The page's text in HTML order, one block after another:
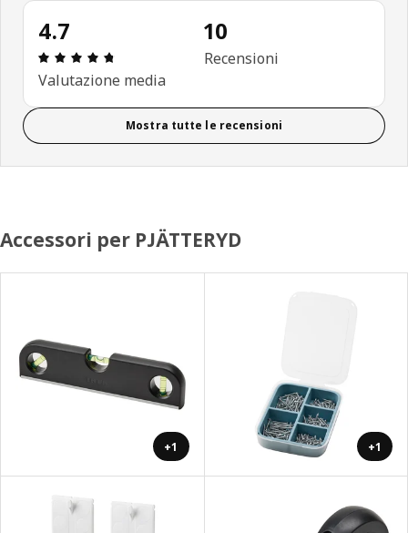
4.7
Recensione: 4.7 di 5 stelle. Recensioni totali: 10
Valutazione media
10
Recensioni
Mostra tutte le recensioni
Accessori per PJÄTTERYD
+1 +1